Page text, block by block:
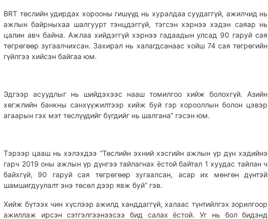
BRT төслийн удирдах хорооны гишүүд нь хуралдаа суудаггүй, ажилчид нь
ажлын байрныхаа шалгуурт тэнцдэггүй, тэгсэн хэрнээ хэдэн саяар нь
цалин авч байна. Ажлаа хийдэггүй хэрнээ гадаадын улсад 90 гаруй сая
төгрөгөөр зугаалчихсан. Захирал нь халагдсанаас хойш 74 сая төгрөгийн
гүйлгээ хийсэн байгаа юм.
Эдгээр асуудлыг нь шийдэхээс нааш томилгоо хийж болохгүй. Азийн
хөгжлийн банкны санхүүжилтээр хийж буй гэр хорооллын болон цэвэр
агаарын гэх мэт төслүүдийг бүгдийг нь шалгана” гэсэн юм.
Тэрээр цааш нь хэлэхдээ “Төслийн эхний хэсгийн ажлын үр дүн хэдийнэ
гарч 2019 оны ажлын үр дүнгээ тайлагнах ёстой байтал 1 хуудас тайлан ч
байхгүй, 90 гаруй сая төгрөгөөр зугаалсан, асар их мөнгөн дүнтэй
шамшигдуулалт энэ төсөл дээр явж буй” гэв.
Хийж бүтээх чин хүслээр ажилд ханддаггүй, халаас түнтийлгэх зорилгоор
ажиллаж ирсэн сэтгэлгээнээсээ бид салах ёстой. Уг нь бол бидэнд